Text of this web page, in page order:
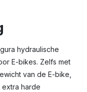
hydraulische
E-bikes. Zelfs met
van de E-bike,
harde